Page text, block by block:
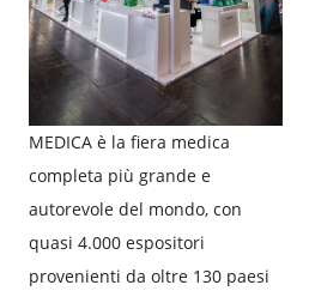
MEDICA è la fiera medica
completa più grande e
autorevole del mondo, con
quasi 4.000 espositori
provenienti da oltre 130 paesi